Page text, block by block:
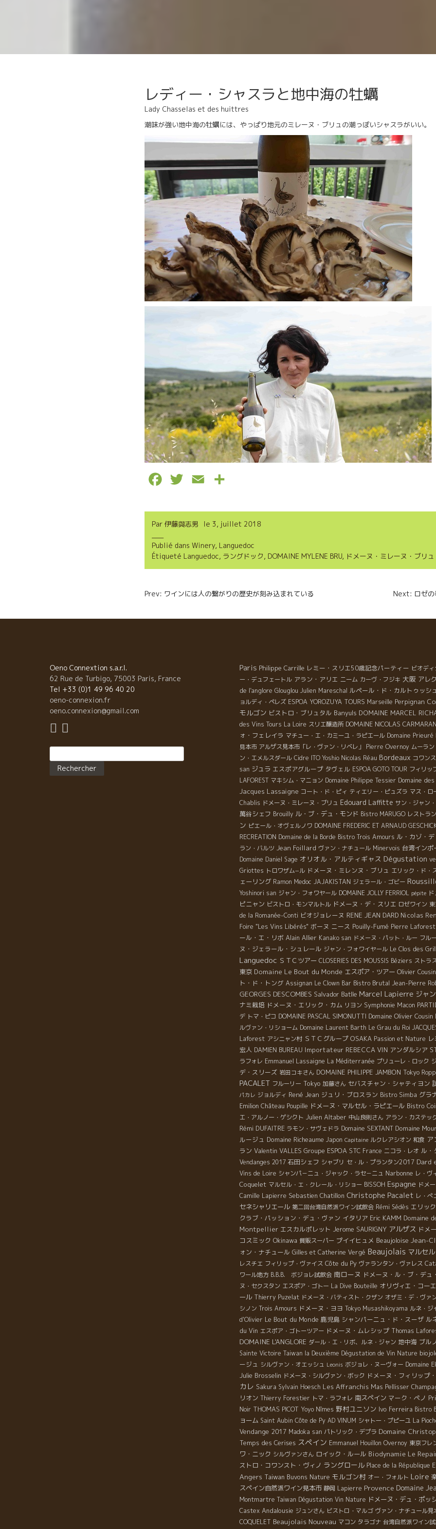
レディー・シャスラと地中海の牡蠣
Lady Chasselas et des huittres
潮味が強い地中海の牡蠣には、やっぱり地元のミレーヌ・ブリュの潮っぽいシャスラがいい。
c
b
o
i
t
e
a
l
r
a
g
Par 伊藤與志男 le 3, juillet 2018
Publié dans Winery, Languedoc
Étiqueté Languedoc, ラングドック , DOMAINE MYLENE BRU, ドメーヌ・ミレーヌ・ブリュ
Navigation
Prev: ワインには人の繋がりの歴史が刻み込まれている Next: ロゼの
Oeno Connextion s.a.r.l.
62 Rue de Turbigo, 75003 Paris, France
Tel +33 (0)1 49 96 40 20
oeno-connexion.fr
oeno.connexion@gmail.com
Paris Philippe Carrille レミー・スリエ50歳記念パーティー ビオディ
ー・デュフェートル アラン・アリエ ニーム カーヴ・フジキ 大阪 アレ
de l'anglore Glouglou Julien Mareschal ルペール・ド・カルトゥッシ
ョルディ・ペレズ ESPOA YOROZUYA TOURS Marseille Perpignan
モルゴン ビストロ・ブリュタル Banyuls DOMAINE MARCEL
des Vins Tours La Loire スリエ醸造所 DOMAINE NICOLAS
ォ・フェレイラ マチュー・エ・カミーユ・ラピエール Domaine Prieuré
見本市 アルザス見本市「レ・ヴァン・リベレ」 Pierre Overnoy ムーラ
ン・エメルスダール Cidre ITO Yoshio Nicolas Réau Bordeaux コワン
san ジュラ エスポアグループ タヴェル ESPOA GOTO TOUR フィリッ
LAFOREST マキシム・マニョン Domaine Philippe Tessier Domaine
Jacques Lassaigne コート・ド・ピィ ティエリー・ピュズラ マス・ロ
Chablis ドメーヌ・ミレーヌ・ブリュ Edouard Laffitte サン・ジャン
萬谷シェフ Brouilly ル・ブ・デュ・モンド Bistro MARUGO レストラ
ン ピエール・オヴェルノワ DOMAINE FREDERIC ET ARNAUD
RECREATION Domaine de la Borde Bistro Trois Amours ル・カゾ・
ラン・バルツ Jean Foillard ヴァン・ナチュール Minervois 台湾インポ
Domaine Daniel Sage オリオル・アルティギャス Dégustation
Griottes トロワザム−ル ドメーヌ・ミレンヌ・ブリュ エリック・ド・
ェーリング Ramon Medoc JAJAKISTAN ジェラール・ゴビー
Yoshinori san ジャン・フォワヤール DOMAINE JOLLY FERRIOL pépite
ピニャン ビストロ・モンマルトル ドメーヌ・デ・スリエ ロゼワイン
de la Romanée-Conti ビオジョレーヌ RENE JEAN DARD Nicolas
Foire "Les Vins Libérés" ボーヌ ニース Pouilly-Fumé Pierre Laforest
ール・エ・リボ Alain Allier Kanako san ドメーヌ・パット・ルー フル
ヌ・ジェラール・シュレール ジャン・フォワイヤール Le Clos des
Languedoc ＳＴＣツアー CLOSERIES DES MOUSSIS Béziers ストラ
東京 Domaine Le Bout du Monde エスポア・ツアー Olivier Cousin
ト・ド・トング Assignan Le Clown Bar Bistro Brutal Jean-Pierre
GEORGES DESCOMBES Salvador Batlle Marcel Lapierre ジャ
ナミ栽培 ドメーヌ・エリック・カム リヨン Symphonie Macon
デ トマ・ピコ DOMAINE PASCAL SIMONUTTI Domaine Olivier Cousin
ルヴァン・リショーム Domaine Laurent Barth Le Grau du Roi
Laforest アシニャン村 ＳＴＣグループ OSAKA Passion et Nature
宏人 DAMIEN BUREAU Importateur REBECCA VIN アンダルシア
ラフォレ Emmanuel Lassaigne La Méditerranée プリューレ・ロック
デ・スリーズ 岩田コキさん DOMAINE PHILIPPE JAMBON Tokyo
PACALET フルーリー Tokyo 加藤さん セバスチャン・シャティヨン
パカレ ジョルディ René Jean ジュリ・ブロスラン Bistro Simba グラ
Emilion Château Poupille ドメーヌ・マルセル・ラピエール Bistro
エ・アルノー・ゲシクト Julien Altaber 中山良則さん アラン・カステッ
Rémi DUFAITRE ラモン・サヴェドラ Domaine SEXTANT Domaine
ルージュ Domaine Richeaume Japon Capitaine ルクレアシオン 和食 ア
ラン Valentin VALLES Groupe ESPOA STC France ニコラ・レオ ル・
Vendanges 2017 石田シェフ シャブリ セ・ル・プランタン2017 Dard
Vins de Loire シャンパ－ニュ・ジャック・ラセ－ニュ Narbonne レ・ヴ
Coquelet マルセル・エ・クレール・リショー BISSOH Espagne ドメ
Camille Lapierre Sebastien Chatillon Christophe Pacalet レ・ぺ
セネシャリエール 第二回台湾自然派ワイン試飲会 Rémi Sédès エリッ
クラブ・パッション・デュ・ヴァン イタリア Eric KAMM Domaine
Montpellier エスカルポレット Jerome SAURIGNY アルザス ドメ
コスミック Okinawa 質販スーパー プイイヒュメ Beaujoloise Jean-
ォン・ナチュール Gilles et Catherine Vergé Beaujolais マルセ
レスチエ フィリップ・ヴァイス Côte du Py ヴァランタン・ヴァレス
ワール地方 B.B.B. ボジョレ試飲会 南ローヌ ドメーヌ・ル・ブ・デュ
ヌ・セクスタン エスポア・ゴトー La Dive Bouteille オリヴィエ・コー
ール Thierry Puzelat ドメーヌ・バティスト・クザン オザミ・デ・ヴ
シノン Trois Amours ドメーヌ・ヨヨ Tokyo Musashikoyama ルネ・ジ
d'Olivier Le Bout du Monde 鹿児島 シャンパーニュ・ド・スーザ ル
du Vin エスポア・ゴトーツアー ドメーヌ・ムレシップ Thomas
DOMAINE L'ANGLORE ダール・エ・リボ、ルネ・ジャン 地中海 ブル
Sainte Victoire Taiwan la Deuxième Dégustation de Vin Nature
ージュ シルヴァン・オエッシュ Leonis ボジョレ・ヌーヴォー Domaine
Julie Brosselin ドメーヌ・シルヴァン・ボック ドメーヌ・フィリップ
カレ Sakura Sylvain Hoesch Les Affranchis Mas Pellisser
リオン Thierry Forestier トマ・ラフォレ 南スペイン マーク・ペノ
Noir THOMAS PICOT Yoyo Nîmes 野村ユニソン Ivo Ferreira Bistro
ョーム Saint Aubin Côte de Py AD VINUM シャトー・プピーユ La
Vendange 2017 Madoka san パトリック・デプラ Domaine
Temps des Cerises スペイン Emmanuel Houillon Overnoy 東京フレ
ワ・ニック シルヴァンさん ロイック・ルール Biodynamie Le
ストロ・コワンスト・ヴィノ ラングロール Place de la République
Angers Taiwan Buvons Nature モルゴン村 オー・フォルト Loire
スペイン自然派ワイン見本市 静岡 Lapierre Provence Domaine
Montmartre Taiwan Dégustation Vin Nature ドメーヌ・デュ・ポッ
Castex Andalousie ジュンさん ビストロ・マルゴ ヴァン・ナチュール見
COQUELET Beaujolais Nouveau マコン タラゴナ 台湾自然派ワイン